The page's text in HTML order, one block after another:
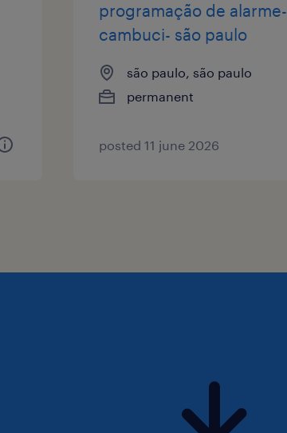
programação de alarme-
cambuci- são paulo
são paulo, são paulo
permanent
posted 11 june 2026